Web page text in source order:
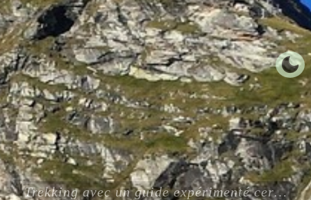
Trekking avec un guide expérimenté certifié ENSA UIAGM